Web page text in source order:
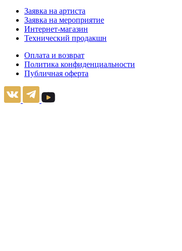
Заявка на артиста
Заявка на мероприятие
Интернет-магазин
Технический продакшн
Оплата и возврат
Политика конфиденциальности
Публичная оферта